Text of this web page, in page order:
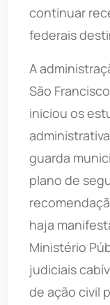
continuar
federais
A
São
iniciou os
guarda
plano de
haja
Ministério
judiciais
de ação civil